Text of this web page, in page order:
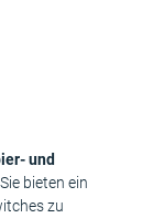
und
bieten ein
zu